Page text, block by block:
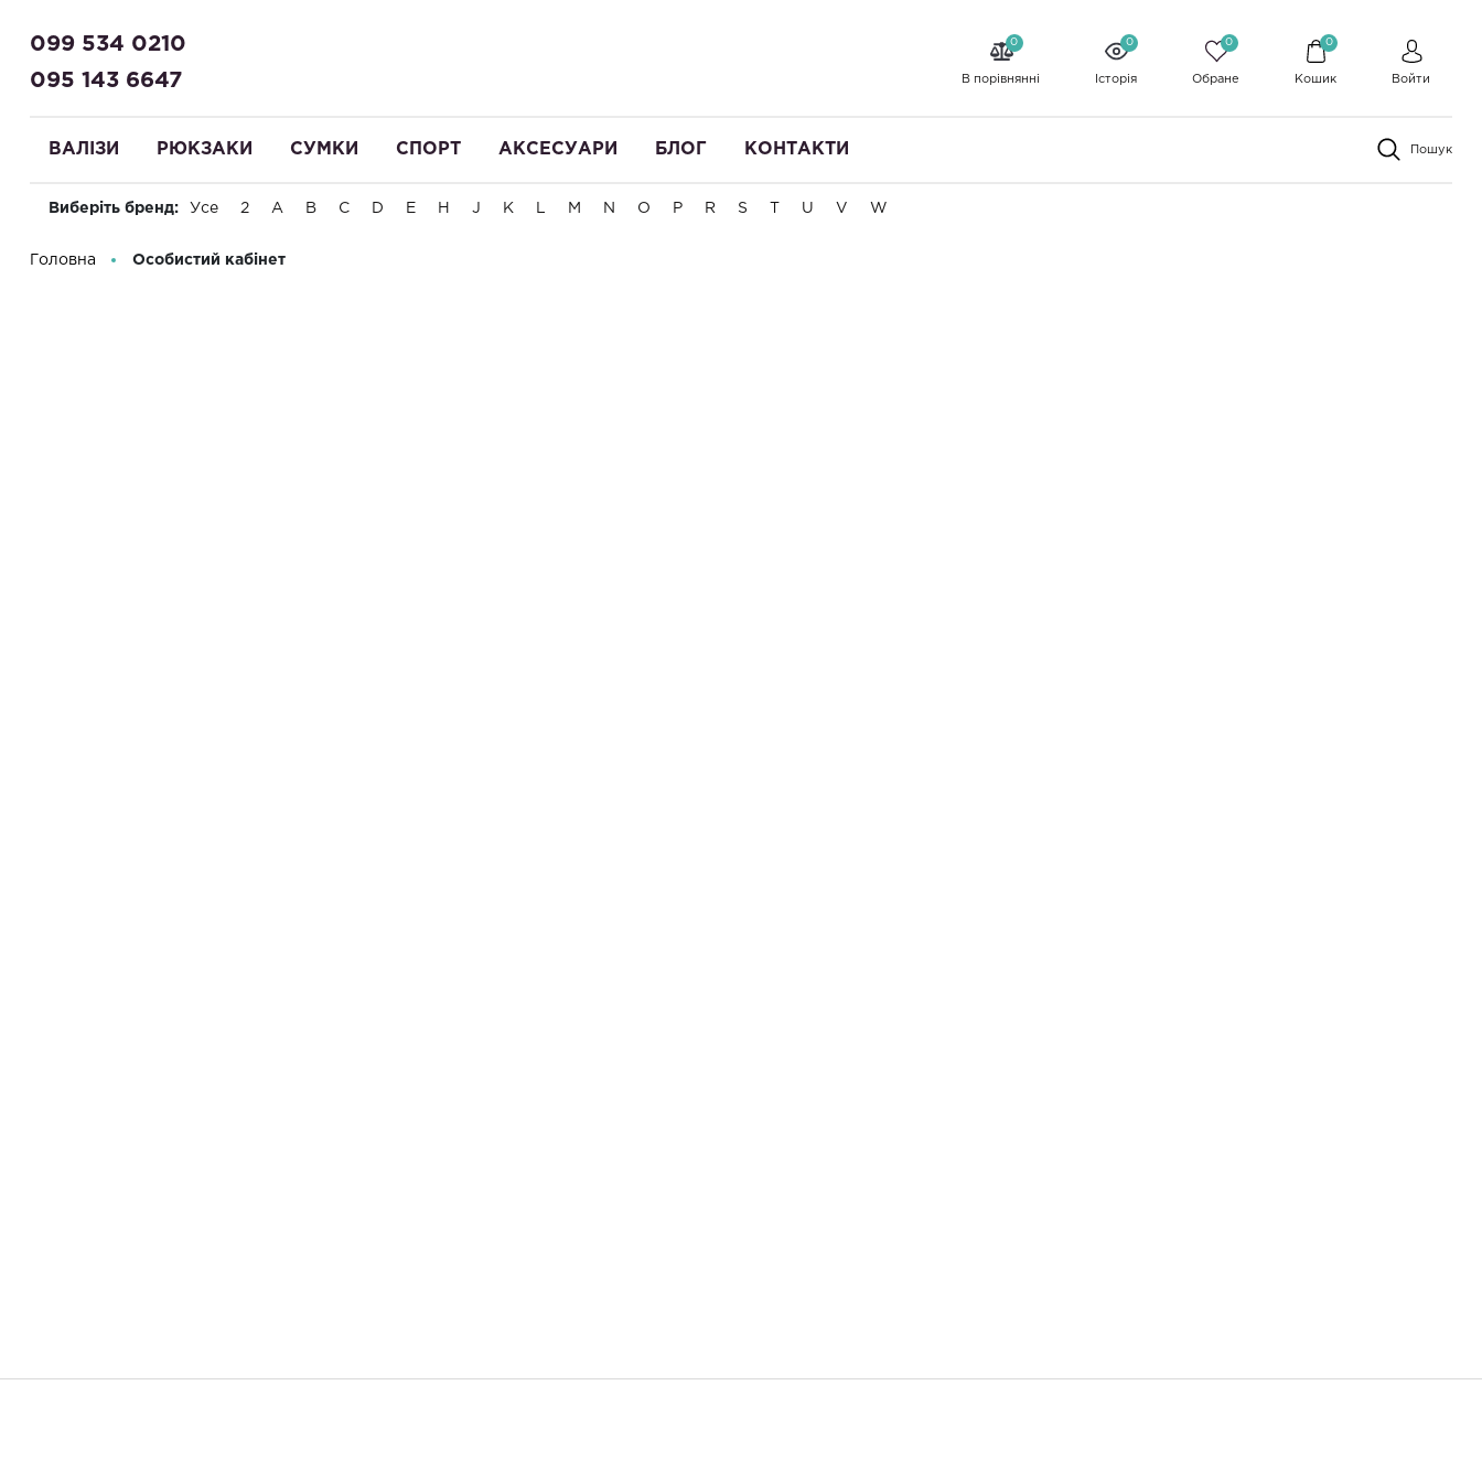
099 534 0210
095 143 6647
0
В порівнянні
0
Історія
0
Обране
0
Кошик Войти
ВАЛІЗИ РЮКЗАКИ СУМКИ СПОРТ АКСЕСУАРИ БЛОГ КОНТАКТИ Пошук
Виберіть бренд: Усе 2 A B C D E H J K M N O P R S U V W
Головна Особистий кабінет